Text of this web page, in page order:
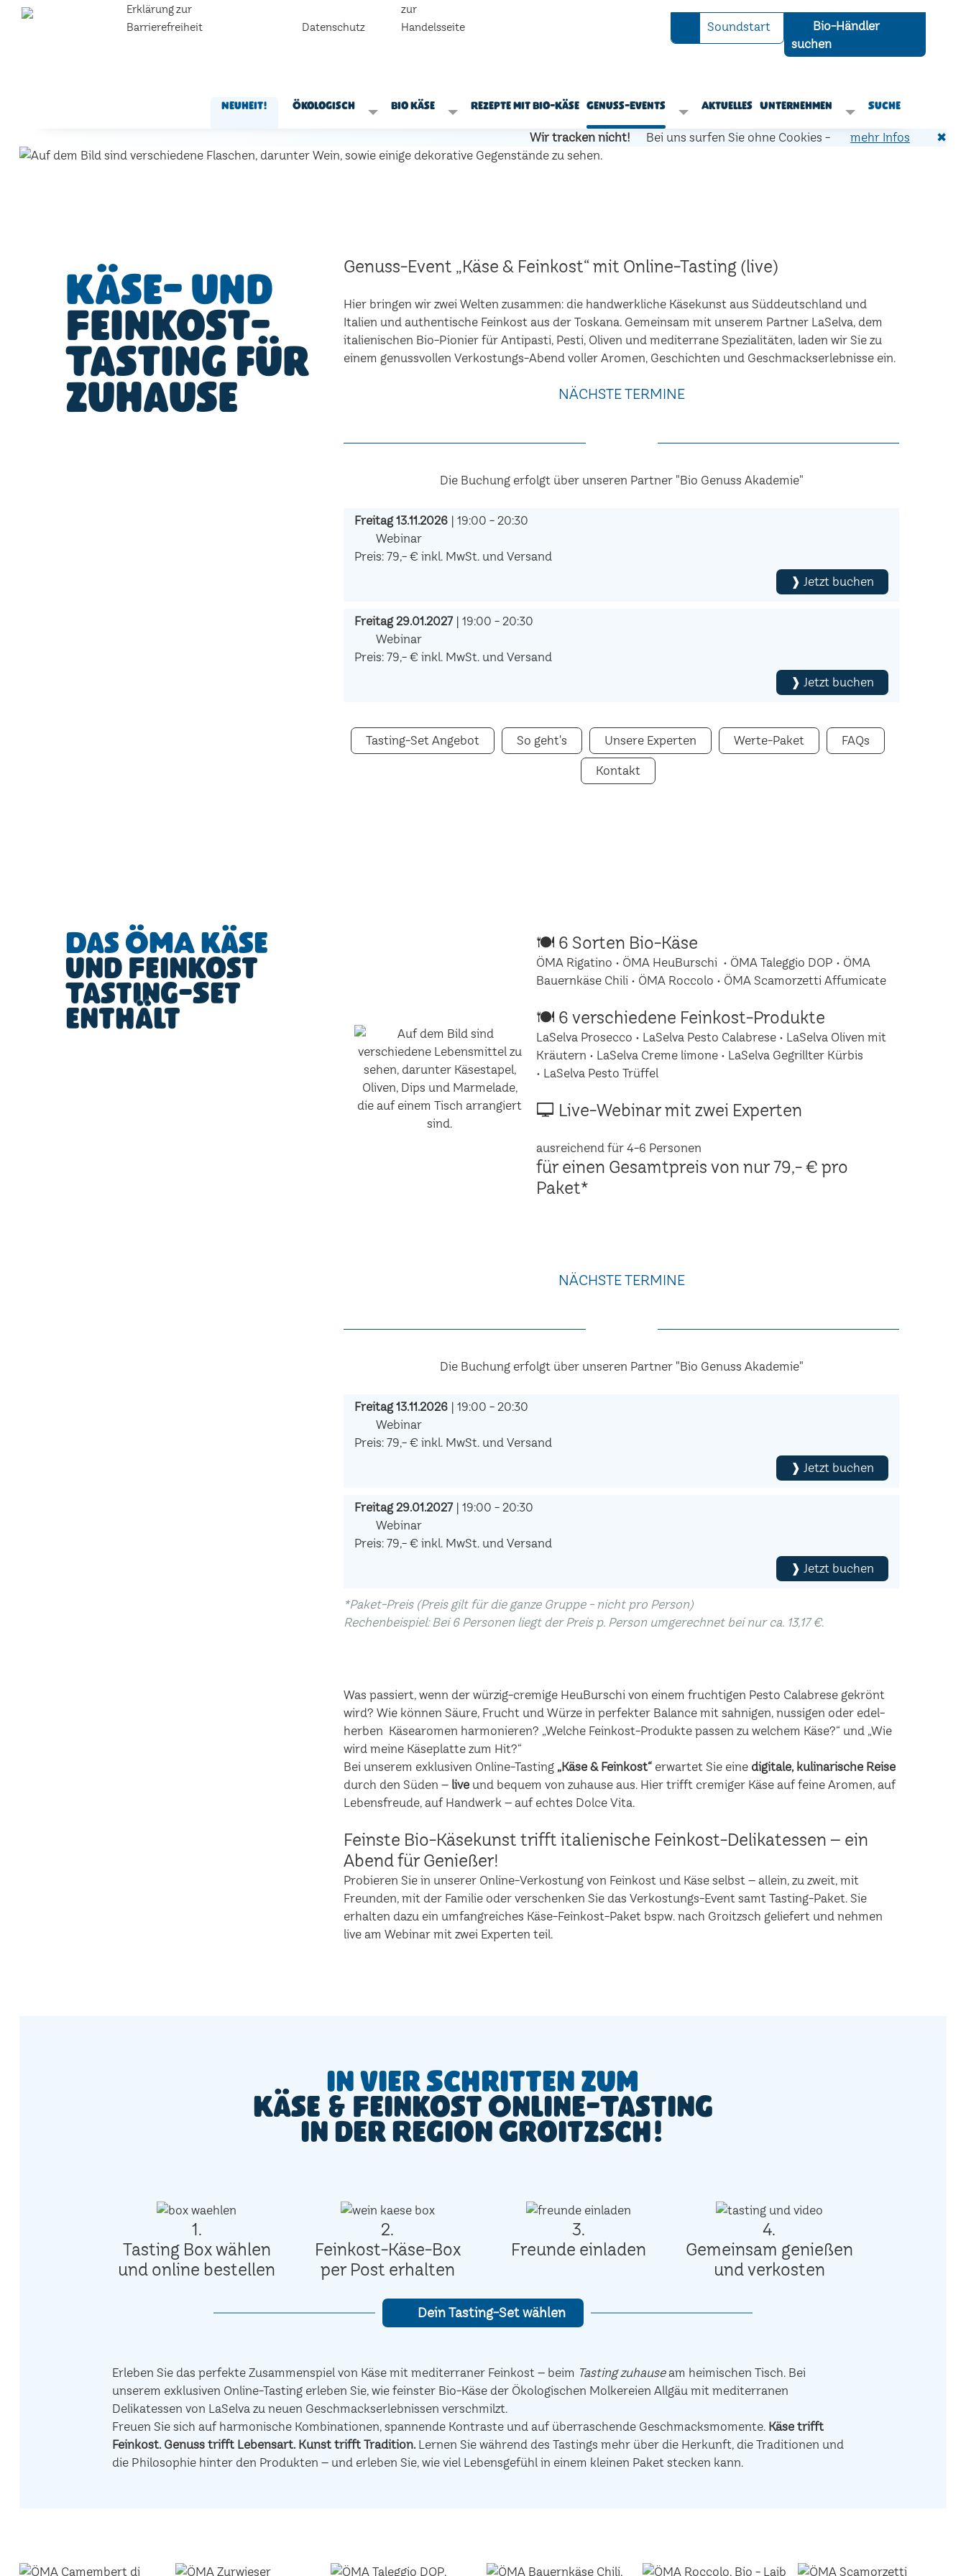
Erklärung zur
Barrierefreiheit
Datenschutz
zur
Handelsseite
Soundstart
Bio-Händler
suchen
Neuheit! Ökologisch Bio Käse Rezepte mit Bio-Käse Genuss-Events Aktuelles Unternehmen Suche
Wir tracken nicht! Bei uns surfen Sie ohne Cookies - mehr Infos ✖
Käse- und
Feinkost-
Tasting für
zuhause
Genuss-Event „Käse & Feinkost“ mit Online-Tasting (live)
Hier bringen wir zwei Welten zusammen: die handwerkliche Käsekunst aus Süddeutschland und
Italien und authentische Feinkost aus der Toskana. Gemeinsam mit unserem Partner LaSelva, dem
italienischen Bio-Pionier für Antipasti, Pesti, Oliven und mediterrane Spezialitäten, laden wir Sie zu
einem genussvollen Verkostungs-Abend voller Aromen, Geschichten und Geschmackserlebnisse ein.
NÄCHSTE TERMINE
Die Buchung erfolgt über unseren Partner "Bio Genuss Akademie"
Freitag 13.11.2026 | 19:00 - 20:30
Webinar
Preis: 79,- € inkl. MwSt. und Versand
❱ Jetzt buchen
Freitag 29.01.2027| 19:00 - 20:30
Webinar
Preis: 79,- € inkl. MwSt. und Versand
❱ Jetzt buchen
Tasting-Set Angebot So geht's Unsere Experten Werte-Paket FAQs
Kontakt
Das ÖMA Käse
und Feinkost
Tasting-Set
enthält
🍽 6 Sorten Bio-Käse
ÖMA Rigatino • ÖMA HeuBurschi • ÖMA Taleggio DOP • ÖMA
Bauernkäse Chili • ÖMA Roccolo • ÖMA Scamorzetti Affumicate
🍽 6 verschiedene Feinkost-Produkte
LaSelva Prosecco • LaSelva Pesto Calabrese • LaSelva Oliven mit
Kräutern • LaSelva Creme limone • LaSelva Gegrillter Kürbis
• LaSelva Pesto Trüffel
🖵 Live-Webinar mit zwei Experten
ausreichend für 4-6 Personen
für einen Gesamtpreis von nur 79,- € pro
Paket*
NÄCHSTE TERMINE
Die Buchung erfolgt über unseren Partner "Bio Genuss Akademie"
Freitag 13.11.2026 | 19:00 - 20:30
Webinar
Preis: 79,- € inkl. MwSt. und Versand
❱ Jetzt buchen
Freitag 29.01.2027| 19:00 - 20:30
Webinar
Preis: 79,- € inkl. MwSt. und Versand
❱ Jetzt buchen
*Paket-Preis (Preis gilt für die ganze Gruppe - nicht pro Person)
Rechenbeispiel: Bei 6 Personen liegt der Preis p. Person umgerechnet bei nur ca. 13,17 €.
Was passiert, wenn der würzig-cremige HeuBurschi von einem fruchtigen Pesto Calabrese gekrönt
wird? Wie können Säure, Frucht und Würze in perfekter Balance mit sahnigen, nussigen oder edel-
herben Käsearomen harmonieren? „Welche Feinkost-Produkte passen zu welchem Käse?“ und „Wie
wird meine Käseplatte zum Hit?“
Bei unserem exklusiven Online-Tasting „Käse & Feinkost“ erwartet Sie eine digitale, kulinarische Reise
durch den Süden – live und bequem von zuhause aus. Hier trifft cremiger Käse auf feine Aromen, auf
Lebensfreude, auf Handwerk – auf echtes Dolce Vita.
Feinste Bio-Käsekunst trifft italienische Feinkost-Delikatessen – ein
Abend für Genießer!
Probieren Sie in unserer Online-Verkostung von Feinkost und Käse selbst – allein, zu zweit, mit
Freunden, mit der Familie oder verschenken Sie das Verkostungs-Event samt Tasting-Paket. Sie
erhalten dazu ein umfangreiches Käse-Feinkost-Paket bspw. nach Groitzsch geliefert und nehmen
live am Webinar mit zwei Experten teil.
In vier Schritten zum
Käse & Feinkost Online-Tasting
in der Region Groitzsch!
1.
Tasting Box wählen
und online bestellen
2.
Feinkost-Käse-Box
per Post erhalten
3.
Freunde einladen
4.
Gemeinsam genießen
und verkosten
Dein Tasting-Set wählen
Erleben Sie das perfekte Zusammenspiel von Käse mit mediterraner Feinkost – beim Tasting zuhauseam heimischen Tisch. Bei
unserem exklusiven Online-Tasting erleben Sie, wie feinster Bio-Käse der Ökologischen Molkereien Allgäu mit mediterranen
Delikatessen von LaSelva zu neuen Geschmackserlebnissen verschmilzt.
Freuen Sie sich auf harmonische Kombinationen, spannende Kontraste und auf überraschende Geschmacksmomente. Käse trifft
Feinkost. Genuss trifft Lebensart. Kunst trifft Tradition.Lernen Sie während des Tastings mehr über die Herkunft, die Traditionen und
die Philosophie hinter den Produkten – und erleben Sie, wie viel Lebensgefühl in einem kleinen Paket stecken kann.